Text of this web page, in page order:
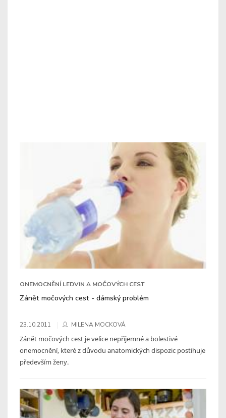
ONEMOCNĚNÍ LEDVIN A MOČOVÝCH CEST
Zánět močových cest - dámský problém
23.10.2011 MILENA MOCKOVÁ
Zánět močových cest je velice nepříjemné a bolestivé
onemocnění, které z důvodu anatomických dispozic postihuje
především ženy.